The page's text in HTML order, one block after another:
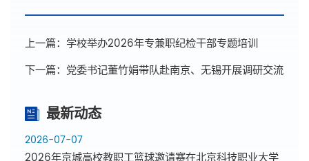
上一篇： 学校举办2026年专兼职纪检干部专题培训
下一篇： 党委书记董竹娟带队赴南京、无锡开展调研交流
最新动态
2026-07-07